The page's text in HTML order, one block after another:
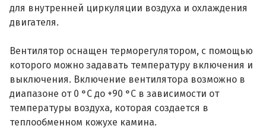
для внутренней циркуляции воздуха и охлаждения
двигателя.
Вентилятор оснащен терморегулятором, с помощью
которого можно задавать температуру включения и
выключения. Включение вентилятора возможно в
диапазоне от 0 °С до +90 °С в зависимости от
температуры воздуха, которая создается в
теплообменном кожухе камина.